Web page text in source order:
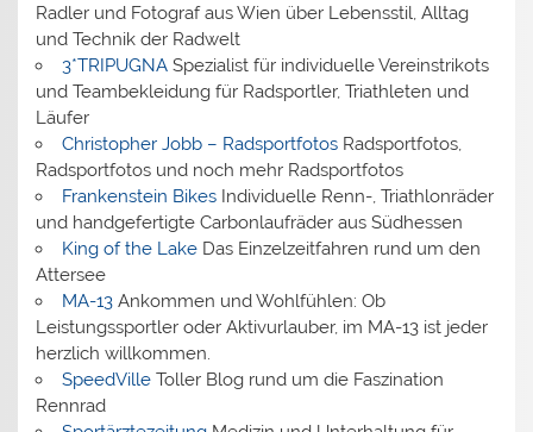
Radler und Fotograf aus Wien über Lebensstil, Alltag
und Technik der Radwelt
3*TRIPUGNASpezialist für individuelle Vereinstrikots
und Teambekleidung für Radsportler, Triathleten und
Läufer
Christopher Jobb – RadsportfotosRadsportfotos,
Radsportfotos und noch mehr Radsportfotos
Frankenstein BikesIndividuelle Renn-, Triathlonräder
und handgefertigte Carbonlaufräder aus Südhessen
King of the LakeDas Einzelzeitfahren rund um den
Attersee
MA-13Ankommen und Wohlfühlen: Ob
Leistungssportler oder Aktivurlauber, im MA-13 ist jeder
herzlich willkommen.
SpeedVilleToller Blog rund um die Faszination
Rennrad